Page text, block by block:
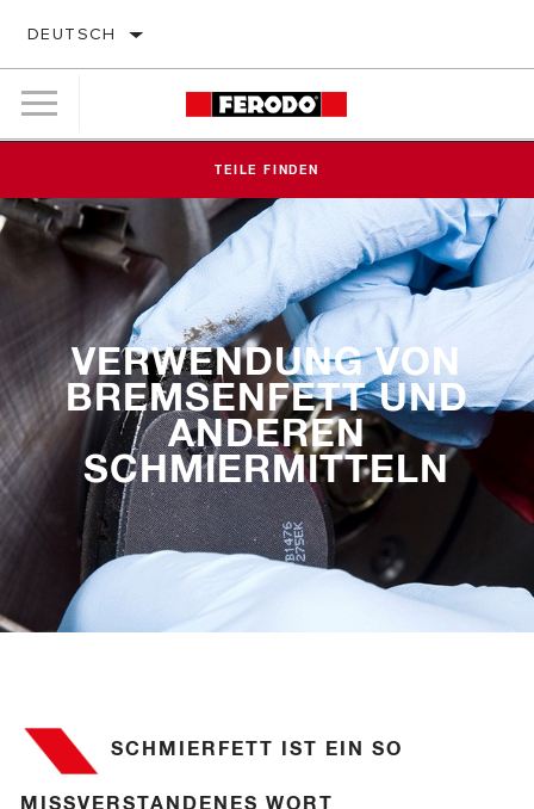
DEUTSCH
TEILE FINDEN
VERWENDUNG VON
BREMSENFETT UND
ANDEREN
SCHMIERMITTELN
SCHMIERFETT IST EIN SO
MISSVERSTANDENES WORT